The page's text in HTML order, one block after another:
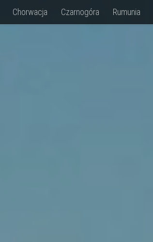
Chorwacja Czarnogóra Rumunia